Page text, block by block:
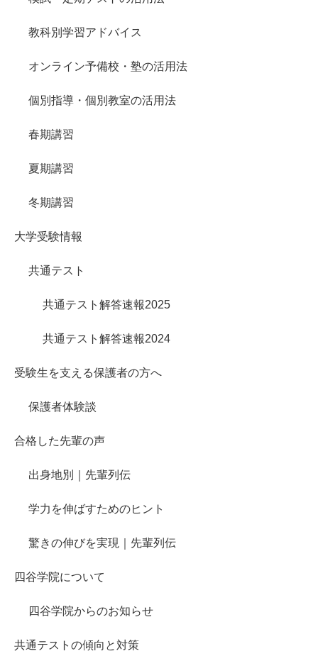
教科別学習アドバイス
オンライン予備校・塾の活用法
個別指導・個別教室の活用法
春期講習
夏期講習
冬期講習
大学受験情報
共通テスト
共通テスト解答速報2025
共通テスト解答速報2024
受験生を支える保護者の方へ
保護者体験談
合格した先輩の声
出身地別｜先輩列伝
学力を伸ばすためのヒント
驚きの伸びを実現｜先輩列伝
四谷学院について
四谷学院からのお知らせ
共通テストの傾向と対策